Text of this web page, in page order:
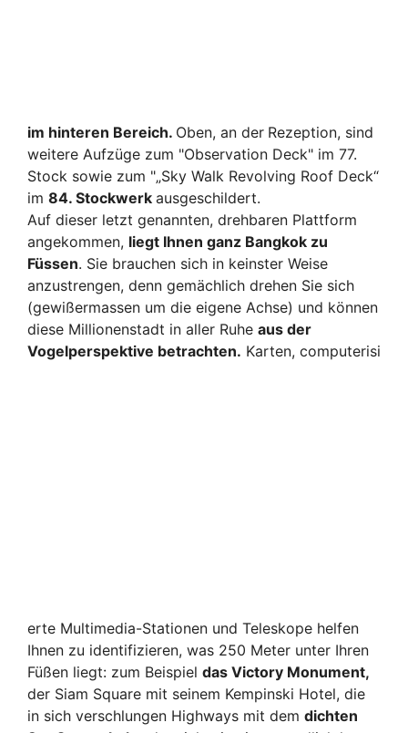
im hinteren Bereich. Oben, an der Rezeption, sind
weitere Aufzüge zum "Observation Deck" im 77.
Stock sowie zum "„Sky Walk Revolving Roof Deck“
im 84. Stockwerk ausgeschildert.
Auf dieser letzt genannten, drehbaren Plattform
angekommen, liegt Ihnen ganz Bangkok zu
Füssen. Sie brauchen sich in keinster Weise
anzustrengen, denn gemächlich drehen Sie sich
(gewißermassen um die eigene Achse) und können
diese Millionenstadt in aller Ruhe aus der
Vogelperspektive betrachten. Karten, computerisi
erte Multimedia-Stationen und Teleskope helfen
Ihnen zu identifizieren, was 250 Meter unter Ihren
Füßen liegt: zum Beispiel das Victory Monument,
der Siam Square mit seinem Kempinski Hotel, die
in sich verschlungen Highways mit dem dichten